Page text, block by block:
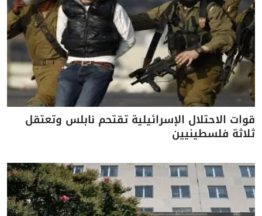
قوات الاحتلال الإسرائيلية تقتحم نابلس وتعتقل
ثلاثة فلسطينيين